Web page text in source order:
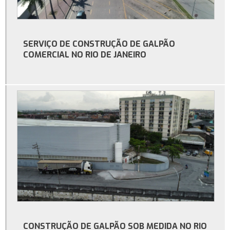
Galpão convencional
Galpão industrial
Galpão industrial aluguel
Galpão industrial construção
Galpão industrial para alugar
Locação de galpão
Metro quadrado construção de galpão
Orçamento para construção de galpão
Orçamento para construção de galpão industrial
Preço de construção de galpão industrial
SERVIÇO DE CONSTRUÇÃO DE GALPÃO
COMERCIAL NO RIO DE JANEIRO
CONSTRUÇÃO DE GALPÃO SOB MEDIDA NO RIO